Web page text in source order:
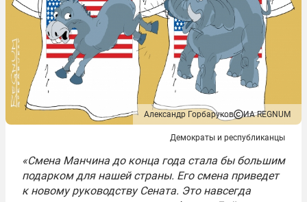
Александр Горбаруков ИА REGNUM
Демократы и республиканцы
«Смена Манчина до конца года стала бы большим
подарком для нашей страны. Его смена приведет
к новому руководству Сената. Это навсегда